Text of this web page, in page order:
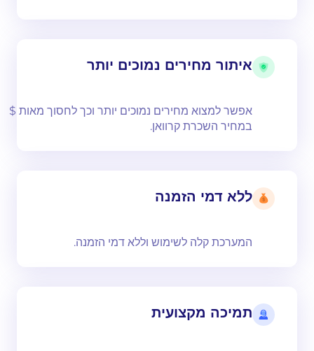
איתור מחירים נמוכים יותר
אפשר למצוא מחירים נמוכים יותר וכך לחסוך מאות $
במחיר השכרת קרוואן.
ללא דמי הזמנה
המערכת קלה לשימוש וללא דמי הזמנה.
תמיכה מקצועית